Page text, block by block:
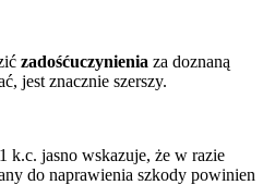
zadośćuczynienia za doznaną
jest znacznie szerszy.
k.c. jasno wskazuje, że w razie
do naprawienia szkody powinien